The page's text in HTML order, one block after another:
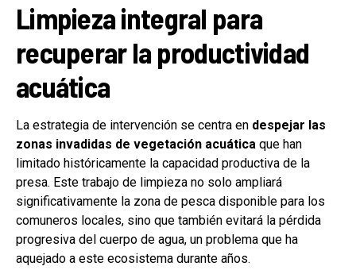
Limpieza integral para
recuperar la productividad
acuática
La estrategia de intervención se centra en despejar las
zonas invadidas de vegetación acuática que han
limitado históricamente la capacidad productiva de la
presa. Este trabajo de limpieza no solo ampliará
significativamente la zona de pesca disponible para los
comuneros locales, sino que también evitará la pérdida
progresiva del cuerpo de agua, un problema que ha
aquejado a este ecosistema durante años.